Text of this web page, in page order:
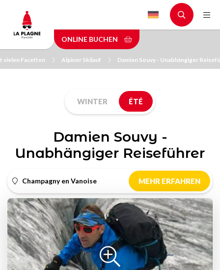
main
content
ONLINE BUCHEN
vielen Facetten Alpiner Skilauf Damien Souvy - Unabhängiger
WINTER ÉTÉ
Damien Souvy -
Unabhängiger Reiseführer
Champagny en Vanoise MEHR ERFAHREN